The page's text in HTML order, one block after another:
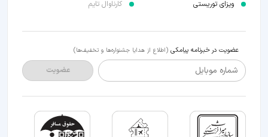
ویزای توریستی
کارناوال تایم
عضویت در خبرنامه پیامکی (اطلاع از هدایا جشنواره‌ها و تخفیف‌ها)
شماره موبایل عضویت